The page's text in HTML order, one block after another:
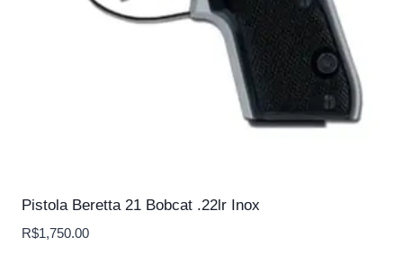
Pistola Beretta 21 Bobcat .22lr Inox
R$1,750.00